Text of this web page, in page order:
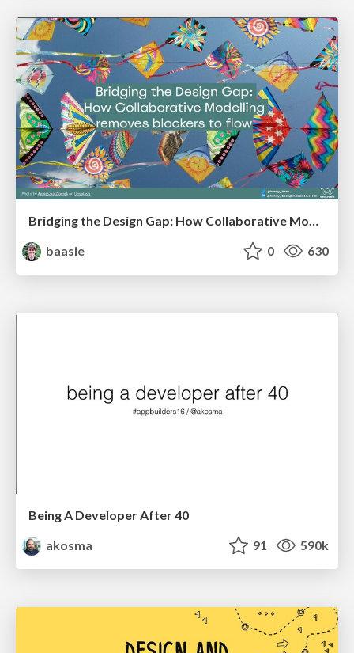
Bridging the Design Gap: How Collaborative Modelling removes blockers to flow between stakeholders and teams @FastFlow conf
baasie
0 630
Being A Developer After 40
akosma
91 590k